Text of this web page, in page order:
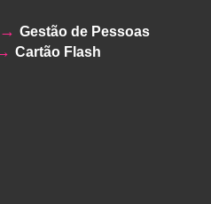
Gestão de Pessoas
Cartão Flash